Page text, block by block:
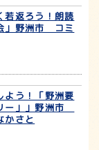
若返ろう！朗読
」野洲市 コミ
よう！「野洲要
ー」」野洲市
かさと